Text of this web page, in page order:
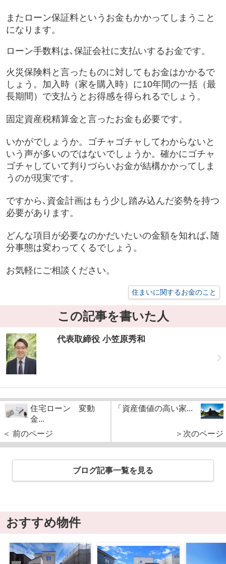
またローン保証料というお金もかかってしまうこと
になります。
ローン手数料は､保証会社に支払いするお金です。
火災保険料と言ったものに対してもお金はかかるで
しょう。加入時（家を購入時）に10年間の一括（最
長期間）で支払うとお得感を得られるでしょう。
固定資産税精算金と言ったお金も必要です。
いかがでしょうか。ゴチャゴチャしてわからないと
いう声が多いのではないでしょうか。確かにゴチャ
ゴチャしていて判りづらいお金が結構かかってしま
うのが現実です。
ですから､資金計画はもう少し踏み込んだ姿勢を持つ
必要があります。
どんな項目が必要なのかだいたいの金額を知れば､随
分事態は変わってくるでしょう。
お気軽にご相談ください。
住まいに関するお金のこと
この記事を書いた人
代表取締役 小笠原秀和
住宅ローン 変動
金...
＜ 前のページ
「資産価値の高い家...
＞次のページ
ブログ記事一覧を見る
おすすめ物件